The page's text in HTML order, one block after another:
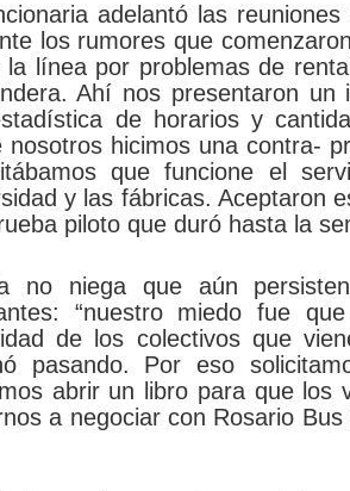
adelantó las
los rumores que
la línea por problemas de
Ahí nos presentaron un
de horarios y
nosotros hicimos una contra-
que funcione el
y las fábricas. Aceptaron
piloto que duró hasta la
no niega que aún
“nuestro miedo fue
de los colectivos que
pasando. Por eso
abrir un libro para que los
a negociar con Rosario